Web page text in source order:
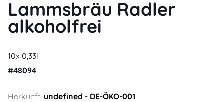
Lammsbräu Radler
alkoholfrei
10x 0,33l
#48094
Herkunft: undefined - DE-ÖKO-001